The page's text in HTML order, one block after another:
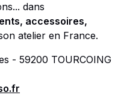
dans
accessoires,
atelier en France.
- 59200 TOURCOING